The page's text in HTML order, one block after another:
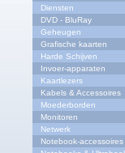
Diensten
DVD - BluRay
Geheugen
Grafische kaarten
Harde Schijven
Invoer-apparaten
Kaartlezers
Kabels & Accessoires
Moederborden
Monitoren
Netwerk
Notebook-accessoires